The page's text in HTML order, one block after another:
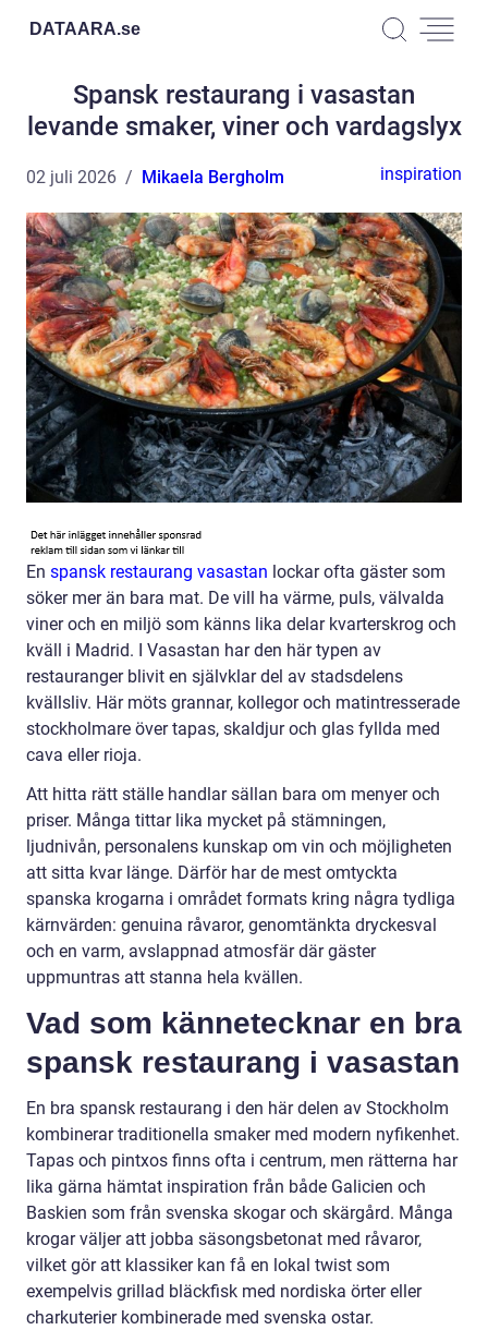
DATAARA.se
Spansk restaurang i vasastan
levande smaker, viner och vardagslyx
02 juli 2026 Mikaela Bergholm inspiration
En spansk restaurang vasastan lockar ofta gäster som
söker mer än bara mat. De vill ha värme, puls, välvalda
viner och en miljö som känns lika delar kvarterskrog och
kväll i Madrid. I Vasastan har den här typen av
restauranger blivit en självklar del av stadsdelens
kvällsliv. Här möts grannar, kollegor och matintresserade
stockholmare över tapas, skaldjur och glas fyllda med
cava eller rioja.
Att hitta rätt ställe handlar sällan bara om menyer och
priser. Många tittar lika mycket på stämningen,
ljudnivån, personalens kunskap om vin och möjligheten
att sitta kvar länge. Därför har de mest omtyckta
spanska krogarna i området formats kring några tydliga
kärnvärden: genuina råvaror, genomtänkta dryckesval
och en varm, avslappnad atmosfär där gäster
uppmuntras att stanna hela kvällen.
Vad som kännetecknar en bra
spansk restaurang i vasastan
En bra spansk restaurang i den här delen av Stockholm
kombinerar traditionella smaker med modern nyfikenhet.
Tapas och pintxos finns ofta i centrum, men rätterna har
lika gärna hämtat inspiration från både Galicien och
Baskien som från svenska skogar och skärgård. Många
krogar väljer att jobba säsongsbetonat med råvaror,
vilket gör att klassiker kan få en lokal twist som
exempelvis grillad bläckfisk med nordiska örter eller
charkuterier kombinerade med svenska ostar.